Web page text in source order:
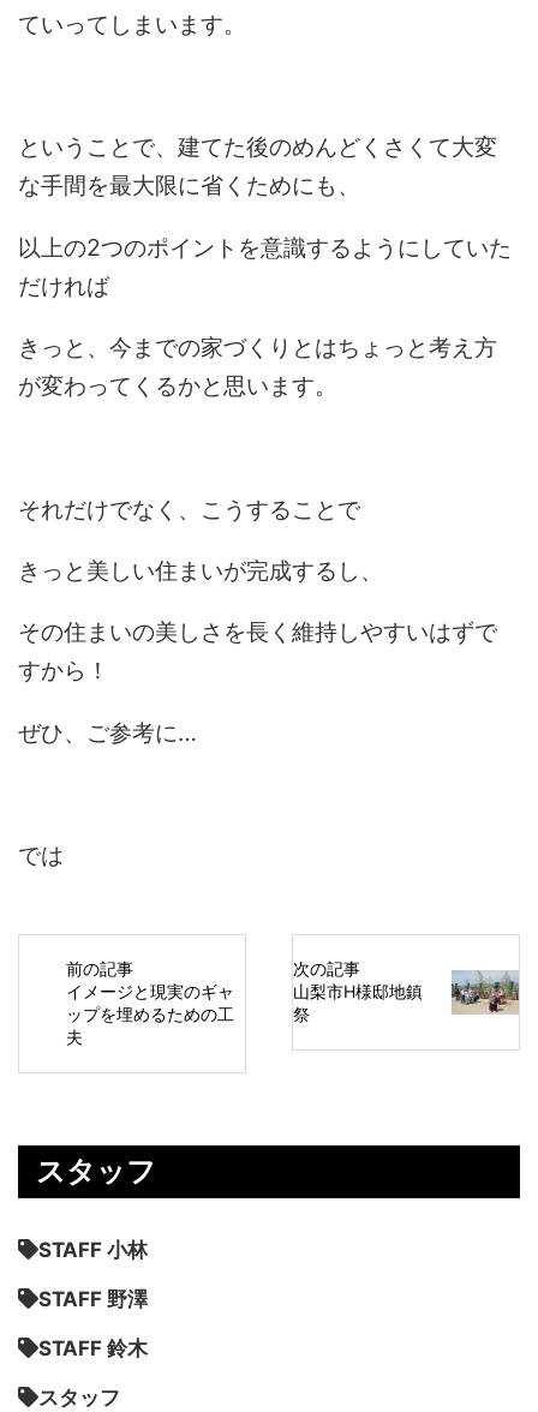
ていってしまいます。
ということで、建てた後のめんどくさくて大変
な手間を最大限に省くためにも、
以上の2つのポイントを意識するようにしていた
だければ
きっと、今までの家づくりとはちょっと考え方
が変わってくるかと思います。
それだけでなく、こうすることで
きっと美しい住まいが完成するし、
その住まいの美しさを長く維持しやすいはずで
すから！
ぜひ、ご参考に…
では
前の記事
イメージと現実のギャ
ップを埋めるための工
夫
次の記事
山梨市H様邸地鎮
祭
スタッフ
STAFF 小林
STAFF 野澤
STAFF 鈴木
スタッフ